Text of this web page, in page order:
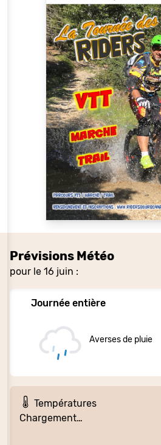
Prévisions Météo
pour le 16 juin :
Journée entière
Averses de pluie
Températures
Chargement…